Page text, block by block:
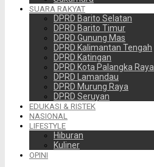
SUARA RAKYAT
DPRD Barito Selatan
DPRD Barito Timur
DPRD Gunung Mas
DPRD Kalimantan Tengah
DPRD Katingan
DPRD Kota Palangka Raya
DPRD Lamandau
DPRD Murung Raya
DPRD Seruyan
EDUKASI & RISTEK
NASIONAL
LIFESTYLE
Hiburan
Kuliner
OPINI